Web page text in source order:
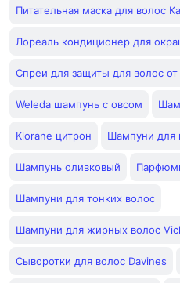
Питательная маска для волос
Лореаль кондиционер для
Спреи для защиты для волос от
Weleda шампунь с овсом
Klorane цитрон Шампуни для
Шампунь оливковый
Шампуни для тонких волос
Шампуни для жирных волос
Сыворотки для волос Davines